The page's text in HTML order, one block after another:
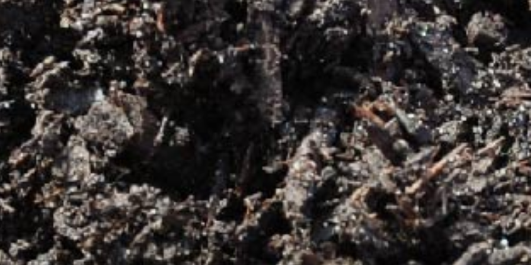
RUNDHOLZ
STREUSALZ
SUBSTRAT- &
TORF